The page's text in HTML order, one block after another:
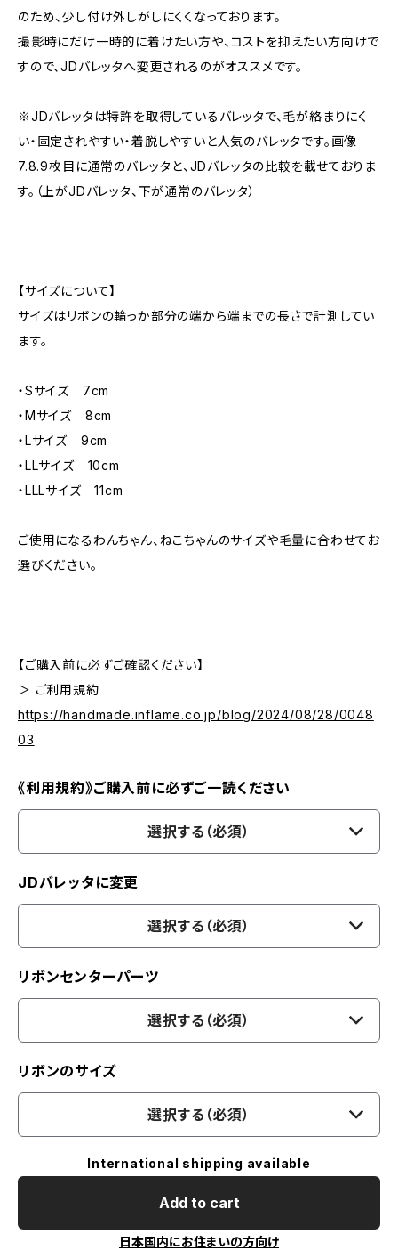
のため、少し付け外しがしにくくなっております。
撮影時にだけ一時的に着けたい方や、コストを抑えたい方向けで
すので、JDバレッタへ変更されるのがオススメです。
※JDバレッタは特許を取得しているバレッタで、毛が絡まりにく
い・固定されやすい・着脱しやすいと人気のバレッタです。画像
7.8.9枚目に通常のバレッタと、JDバレッタの比較を載せておりま
す。（上がJDバレッタ、下が通常のバレッタ）
【サイズについて】
サイズはリボンの輪っか部分の端から端までの長さで計測してい
ます。
・Sサイズ 7cm
・Mサイズ 8cm
・Lサイズ 9cm
・LLサイズ 10cm
・LLLサイズ 11cm
ご使用になるわんちゃん、ねこちゃんのサイズや毛量に合わせてお
選びください。
【ご購入前に必ずご確認ください】
＞ ご利用規約
https://handmade.inflame.co.jp/blog/2024/08/28/0048
03
《利用規約》ご購入前に必ずご一読ください
選択する（必須）
JDバレッタに変更
選択する（必須）
リボンセンターパーツ
選択する（必須）
リボンのサイズ
選択する（必須）
International shipping available
Add to cart
日本国内にお住まいの方向け